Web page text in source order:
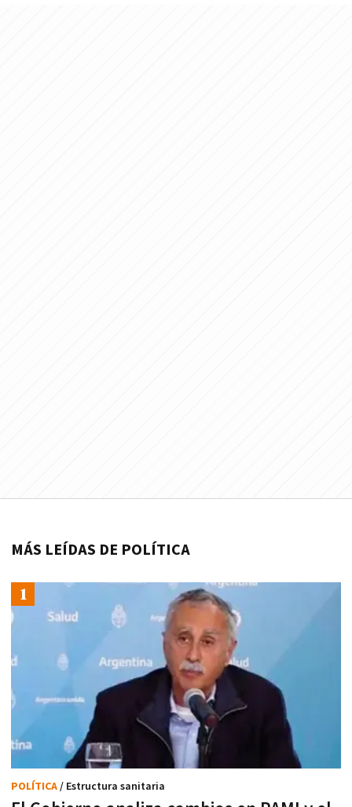
MÁS LEÍDAS DE POLÍTICA
POLÍTICA/ Estructura sanitaria